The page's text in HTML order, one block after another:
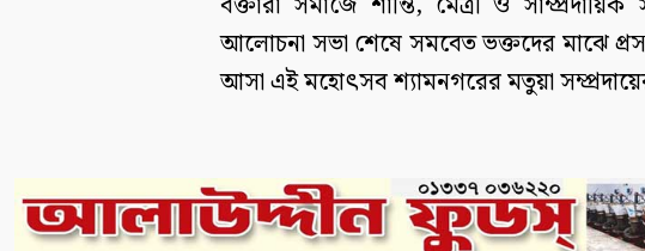
আলোচনা সভা শেষে সমবেত ভক্তদের মাঝে
আসা এই মহোৎসব শ্যামনগরের মতুয়া